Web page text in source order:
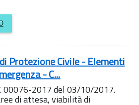
Protezione Civile - Elementi
- C...
00076-2017 del 03/10/2017.
di attesa, viabilità di